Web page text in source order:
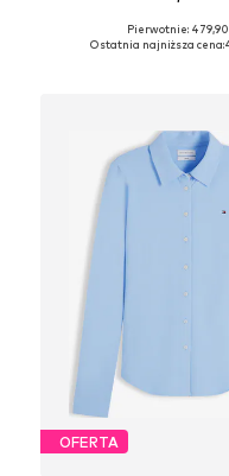
Dostępne rozmiary:
Pierwotnie: 479,90
Ostatnia najniższa cena:
OFERTA